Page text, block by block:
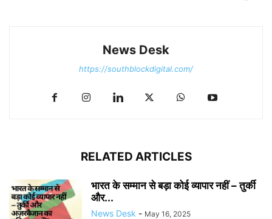
News Desk
https://southblockdigital.com/
RELATED ARTICLES
भारत के सम्मान से बड़ा कोई व्यापार नहीं – तुर्की
और...
News Desk - May 16, 2025